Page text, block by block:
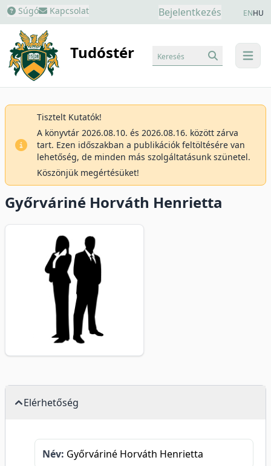
Súgó Kapcsolat Bejelentkezés ENHU
Tudóstér menu
Keresés
Tisztelt Kutatók!
A könyvtár 2026.08.10. és 2026.08.16. között zárva
tart. Ezen időszakban a publikációk feltöltésére van
lehetőség, de minden más szolgáltatásunk szünetel.
Köszönjük megértésüket!
Győrváriné Horváth Henrietta
Elérhetőség
Név: Győrváriné Horváth Henrietta